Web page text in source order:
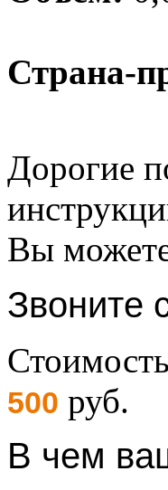
Страна-
Дорогие
Вы можете
Звоните
500 руб.
В чем